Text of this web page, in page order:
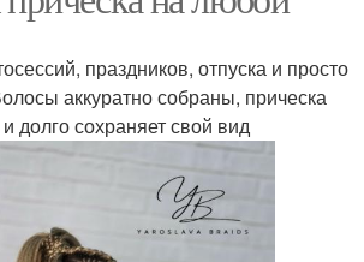
праздников, отпуска и просто
аккуратно собраны, прическа
долго сохраняет свой вид